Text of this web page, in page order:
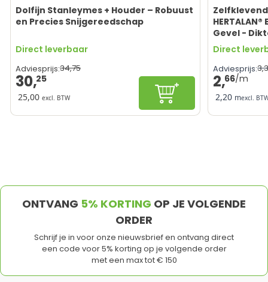
Dolfijn Stanleymes + Houder – Robuust
en Precies Snijgereedschap
Direct leverbaar
Adviesprijs:34,75
30,25
25,00 excl. BTW In winkelwagen
Gevel -
Direct
Adviesprijs:3,
2,66
2,20 mexcl.
ONTVANG 5% KORTING OP JE VOLGENDE
ORDER
Schrijf je in voor onze nieuwsbrief en ontvang direct
een code voor 5% korting op je volgende order
met een max tot € 150